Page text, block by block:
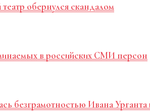
обернулся скандалом
в российских СМИ персон
безграмотностью Ивана